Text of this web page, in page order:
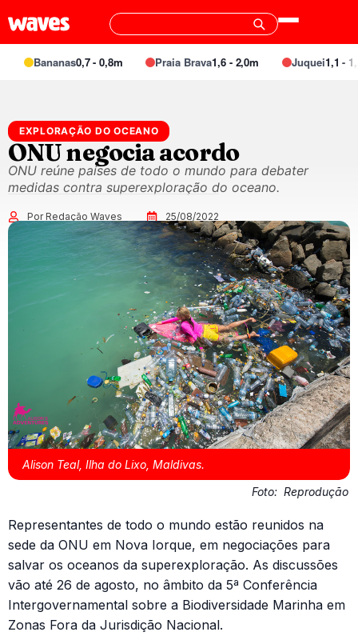
Bananas0,7 - 0,8m Praia Brava1,6 - 2,0m Juquei1,1 -
EXPLORAÇÃO DO OCEANO
ONU negocia acordo
ONU reúne países de todo o mundo para debater
medidas contra superexploração do oceano.
Por Redação Waves 25/08/2022
Alison Teal, Ilha do Lixo, Maldivas.
Foto: Reprodução
Representantes de todo o mundo estão reunidos na
sede da ONU em Nova Iorque, em negociações para
salvar os oceanos da superexploração. As discussões
vão até 26 de agosto, no âmbito da 5ª Conferência
Intergovernamental sobre a Biodiversidade Marinha em
Zonas Fora da Jurisdição Nacional.